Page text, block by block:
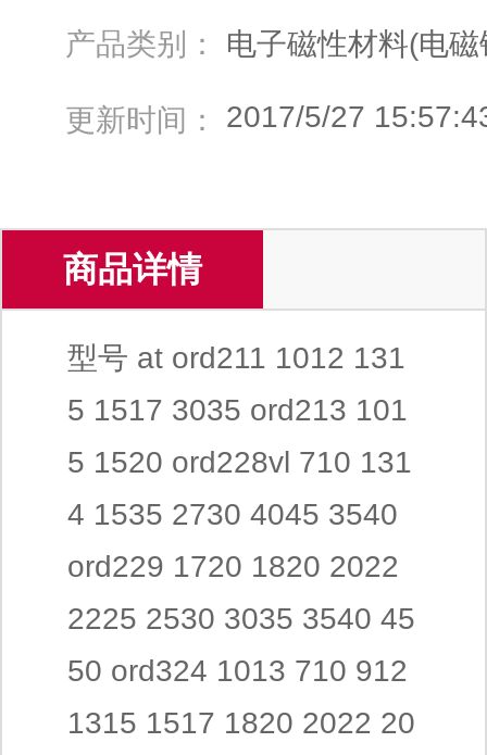
产品类别： 电子磁性材料(电磁
更新时间： 2017/5/27
商品详情
型号 at ord211 1012 131
5 1517 3035 ord213 101
5 1520 ord228vl 710 131
4 1535 2730 4045 3540
ord229 1720 1820 2022
2225 2530 3035 3540 45
50 ord324 1013 710 912
1315 1517 1820 2022 20